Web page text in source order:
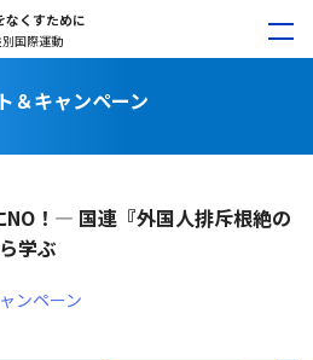
なくすために
国際運動
＆キャンペーン
NO！― 国連『外国人排斥根絶の
学ぶ
ンペーン